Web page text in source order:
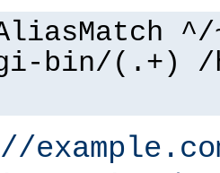
bin/(.+) /